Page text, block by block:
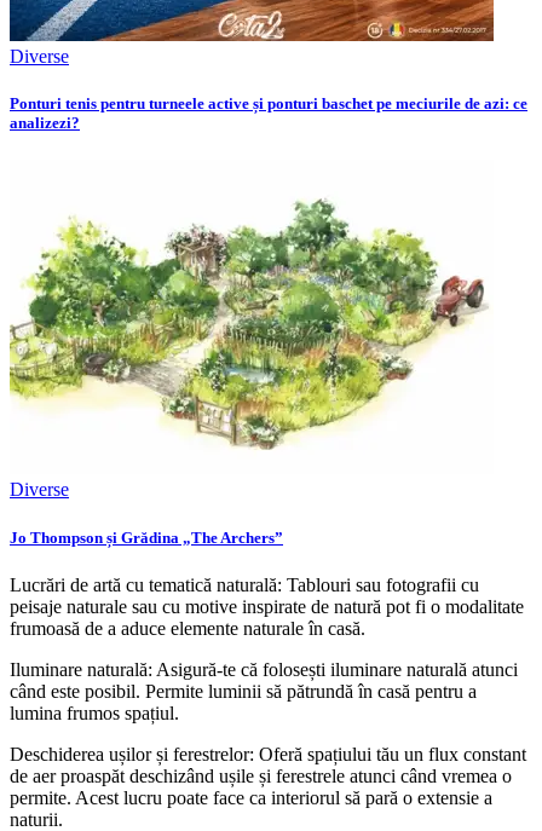
Diverse
Ponturi tenis pentru turneele active și ponturi baschet pe meciurile de azi: ce
analizezi?
Diverse
Jo Thompson și Grădina „The Archers”
Lucrări de artă cu tematică naturală: Tablouri sau fotografii cu
peisaje naturale sau cu motive inspirate de natură pot fi o modalitate
frumoasă de a aduce elemente naturale în casă.
Iluminare naturală: Asigură-te că folosești iluminare naturală atunci
când este posibil. Permite luminii să pătrundă în casă pentru a
lumina frumos spațiul.
Deschiderea ușilor și ferestrelor: Oferă spațiului tău un flux constant
de aer proaspăt deschizând ușile și ferestrele atunci când vremea o
permite. Acest lucru poate face ca interiorul să pară o extensie a
naturii.